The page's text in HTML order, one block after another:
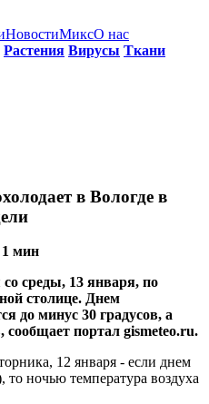
НовостиМиксО нас
Растения Вирусы Ткани
в Вологде в
1 мин
среды, 13 января, по
столице. Днем
до минус 30 градусов, а
сообщает портал gismeteo.ru.
12 января - если днем
то ночью температура воздуха